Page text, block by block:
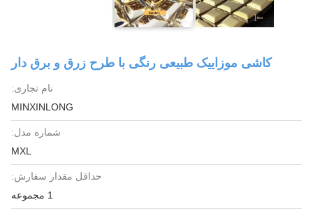
کاشی موزاییک طبیعی رنگی با طرح زرق و برق دار
نام تجاری:
MINXINLONG
شماره مدل:
MXL
حداقل مقدار سفارش: